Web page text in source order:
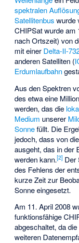
spektralen
Satellitenbus wurde
CHIPSat wurde am
nach Ortszeit) von
mit einer Delta-II-
anderen Satelliten (
Erdumlaufbahn
Aus den Spektren
des etwa eine Million
werden, das die
Medium unserer
Sonnefüllt. Die
jedoch, dass von
ausgeht, das in der
werden kann.[2] Der
des Fehlens der
kurze Zeit zur
Sonne eingesetzt.
Am 11. April 2008
funktionsfähige
abgeschaltet, da
weiteren